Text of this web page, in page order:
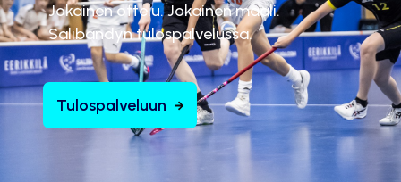
Jokainen ottelu. Jokainen maali.
Salibandyn tulospalvelussa.
Tulospalveluun